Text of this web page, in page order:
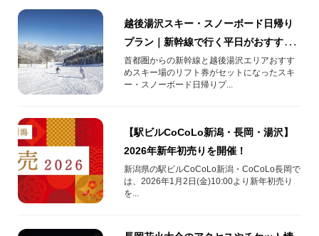
越後湯沢スキー・スノーボード日帰り
プラン｜新幹線で行く平日がおすす
め！
首都圏からの新幹線と越後湯沢エリアおすす
めスキー場のリフト券がセットになったスキ
ー・スノーボード日帰りプ...
【駅ビルCoCoLo新潟・長岡・湯沢】
2026年新年初売りを開催！
新潟県の駅ビルCoCoLo新潟・CoCoLo長岡で
は、2026年1月2日(金)10:00より新年初売り
を...